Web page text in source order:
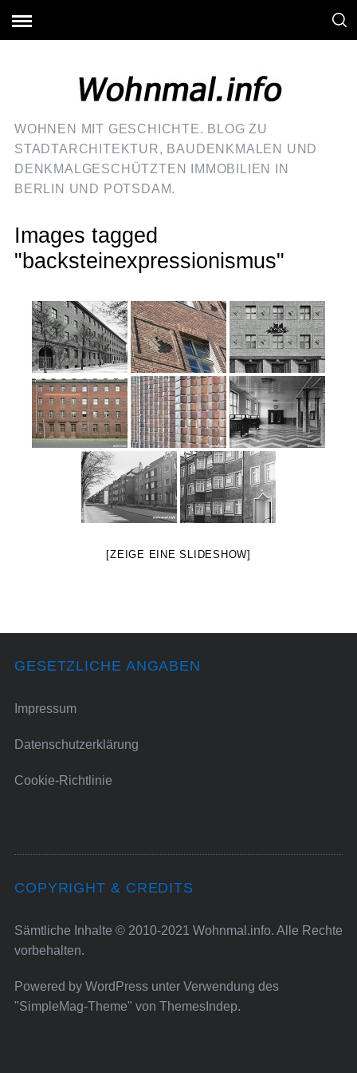
WOHNEN MIT GESCHICHTE. BLOG ZU
STADTARCHITEKTUR, BAUDENKMALEN UND
DENKMALGESCHÜTZTEN IMMOBILIEN IN
BERLIN UND POTSDAM.
Images tagged
"backsteinexpressionismus"
[ZEIGE EINE SLIDESHOW]
GESETZLICHE ANGABEN
Impressum
Datenschutzerklärung
Cookie-Richtlinie
COPYRIGHT & CREDITS
Sämtliche Inhalte © 2010-2021 Wohnmal.info. Alle Rechte
vorbehalten.
Powered by WordPressunter Verwendung des
"SimpleMag-Theme" von ThemesIndep.